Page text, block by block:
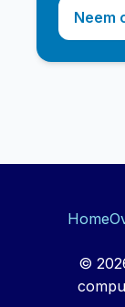
Neem
Home
©